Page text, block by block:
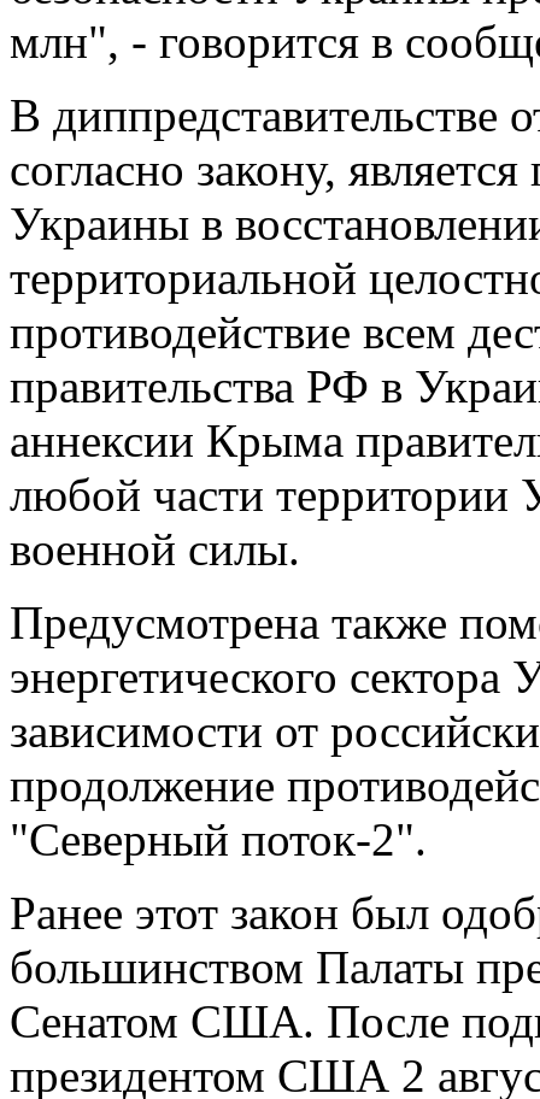
млн", - говорится в
В
согласно закону,
Украины в
территориальной
противодействие всем
правительства РФ в
аннексии Крыма
любой части территории
военной силы.
Предусмотрена также
энергетического
зависимости от
продолжение
"Северный поток-2".
Ранее этот закон был
большинством Палаты
Сенатом США. После
президентом США 2